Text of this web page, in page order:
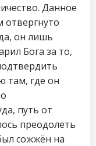
Данное
отвергнуто
он лишь
Бога за то,
там, где он
путь от
преодолеть
сожжён на